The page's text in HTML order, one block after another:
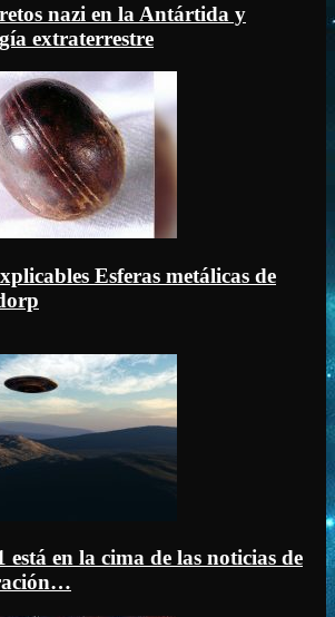
nazi en la Antártida y
extraterrestre
Esferas metálicas de
está en la cima de las noticias de